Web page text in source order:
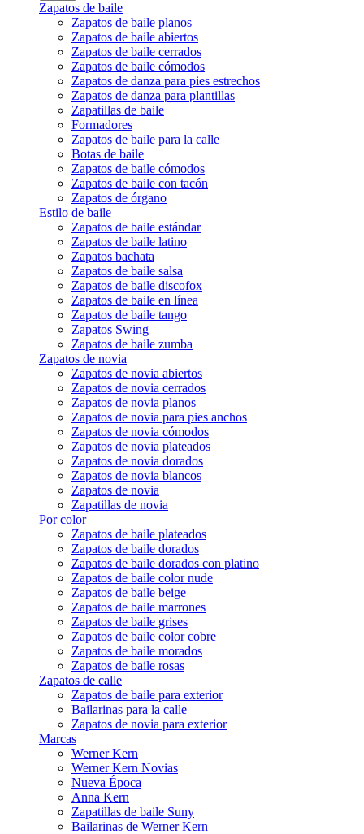
Zapatos de baile
Zapatos de baile planos
Zapatos de baile abiertos
Zapatos de baile cerrados
Zapatos de baile cómodos
Zapatos de danza para pies estrechos
Zapatos de danza para plantillas
Zapatillas de baile
Formadores
Zapatos de baile para la calle
Botas de baile
Zapatos de baile cómodos
Zapatos de baile con tacón
Zapatos de órgano
Estilo de baile
Zapatos de baile estándar
Zapatos de baile latino
Zapatos bachata
Zapatos de baile salsa
Zapatos de baile discofox
Zapatos de baile en línea
Zapatos de baile tango
Zapatos Swing
Zapatos de baile zumba
Zapatos de novia
Zapatos de novia abiertos
Zapatos de novia cerrados
Zapatos de novia planos
Zapatos de novia para pies anchos
Zapatos de novia cómodos
Zapatos de novia plateados
Zapatos de novia dorados
Zapatos de novia blancos
Zapatos de novia
Zapatillas de novia
Por color
Zapatos de baile plateados
Zapatos de baile dorados
Zapatos de baile dorados con platino
Zapatos de baile color nude
Zapatos de baile beige
Zapatos de baile marrones
Zapatos de baile grises
Zapatos de baile color cobre
Zapatos de baile morados
Zapatos de baile rosas
Zapatos de calle
Zapatos de baile para exterior
Bailarinas para la calle
Zapatos de novia para exterior
Marcas
Werner Kern
Werner Kern Novias
Nueva Época
Anna Kern
Zapatillas de baile Suny
Bailarinas de Werner Kern